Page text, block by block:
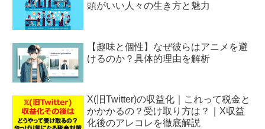
頭がいい人々の生き方と魅力
【趣味と個性】なぜ彼らはアニメを避
けるのか？具体的理由を解析
X(旧Twitter)の収益化｜これって税金と
かかかるの？受け取り方は？｜X収益
化後のアレコレを徹底解説